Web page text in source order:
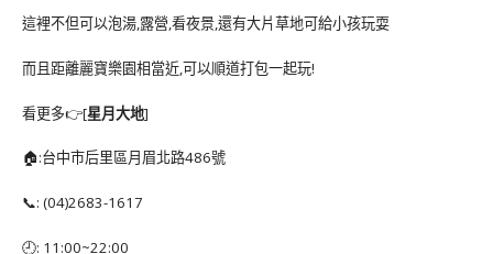
這裡不但可以泡湯,露營,看夜景,還有大片草地可給小孩玩耍
而且距離麗寶樂園相當近,可以順道打包一起玩!
看更多👉[星月大地]
🏠:台中市后里區月眉北路486號
📞: (04)2683-1617
🕘: 11:00~22:00